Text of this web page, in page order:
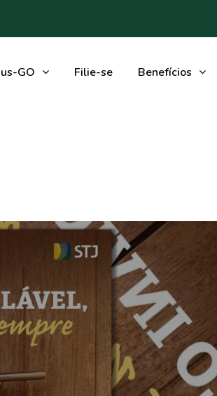
GO Filie-se Benefícios